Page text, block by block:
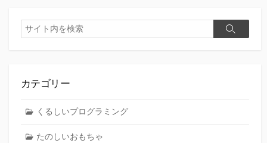
検
索
検
カテゴリー
くるしいプログラミング
たのしいおもちゃ